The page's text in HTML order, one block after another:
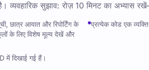
व्यवहारिक सुझाव: रोज़ 10 मिनट का अभ्यास
छात्र आयात और रिपोर्टिंग के
के लिए विशेष मूल्य देखें और
प्रत्येक कोड एक
में दिखाई गई हैं।